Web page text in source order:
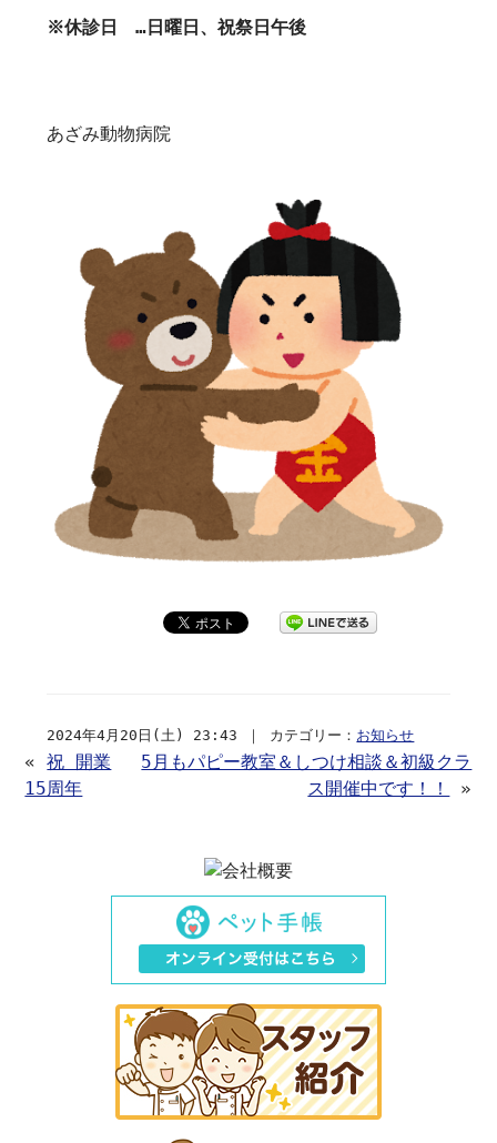
※休診日 …日曜日、祝祭日午後
あざみ動物病院
2024年4月20日(土) 23:43 ｜ カテゴリー： お知らせ
«祝 開業
15周年
5月もパピー教室＆しつけ相談＆初級クラ
ス開催中です！！
»